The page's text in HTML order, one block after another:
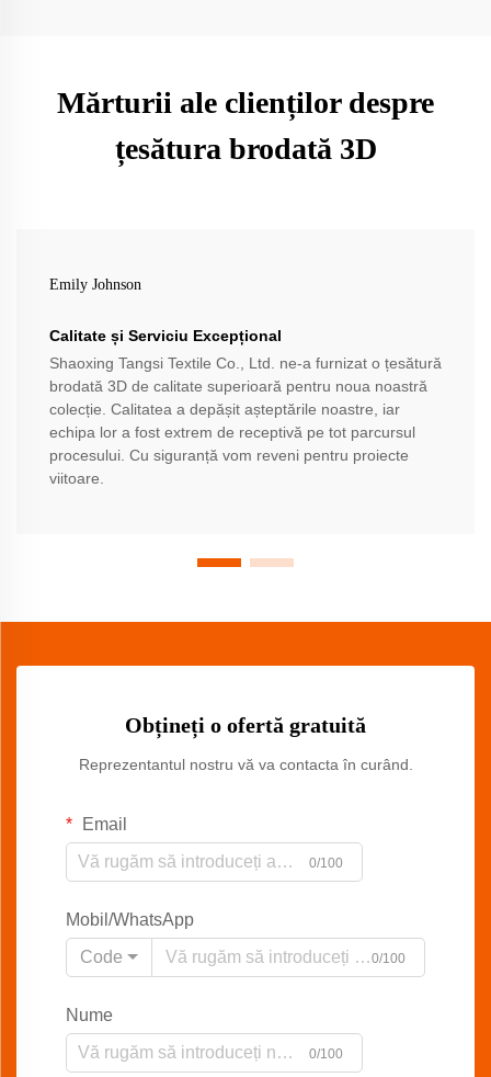
Mărturii ale clienților despre
țesătura brodată 3D
Emily Johnson
Calitate și Serviciu Excepțional
Shaoxing Tangsi Textile Co., Ltd. ne-a furnizat o țesătură
brodată 3D de calitate superioară pentru noua noastră
colecție. Calitatea a depășit așteptările noastre, iar
echipa lor a fost extrem de receptivă pe tot parcursul
procesului. Cu siguranță vom reveni pentru proiecte
viitoare.
Obțineți o ofertă gratuită
Reprezentantul nostru vă va contacta în curând.
Email
0/100
Mobil/WhatsApp
Code
0/100
Nume
0/100